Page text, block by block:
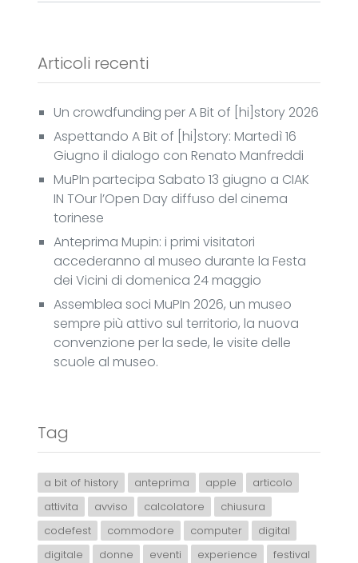
Articoli recenti
Un crowdfunding per A Bit of [hi]story 2026
Aspettando A Bit of [hi]story: Martedì 16
Giugno il dialogo con Renato Manfreddi
MuPIn partecipa Sabato 13 giugno a CIAK
IN TOur l’Open Day diffuso del cinema
torinese
Anteprima Mupin: i primi visitatori
accederanno al museo durante la Festa
dei Vicini di domenica 24 maggio
Assemblea soci MuPIn 2026, un museo
sempre più attivo sul territorio, la nuova
convenzione per la sede, le visite delle
scuole al museo.
Tag
a bit of history anteprima apple
articolo
attivita
avviso calcolatore
chiusura
codefest
commodore computer
digital
digitale
donne eventi experience
festival